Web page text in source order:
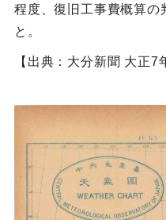
程度、復旧工事費概算の
と。
【出典：大分新聞 大正7